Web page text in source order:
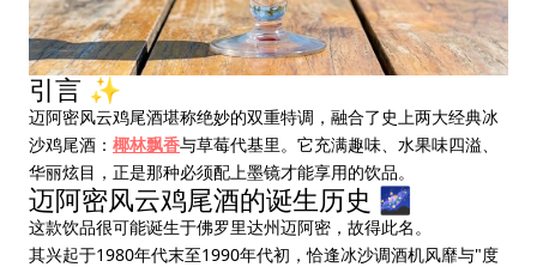
引言 ✨
迈阿密风云鸡尾酒堪称绝妙的双重特调，融合了史上两大经典冰
沙鸡尾酒： 椰林飘香与草莓代基里。它充满趣味、水果味四溢、
华丽炫目，正是那种必须配上墨镜才能享用的饮品。
迈阿密风云鸡尾酒的诞生历史 🌌
这款饮品很可能诞生于佛罗里达州迈阿密，故得此名。
其兴起于1980年代末至1990年代初，恰逢冰沙调酒机风靡与"度